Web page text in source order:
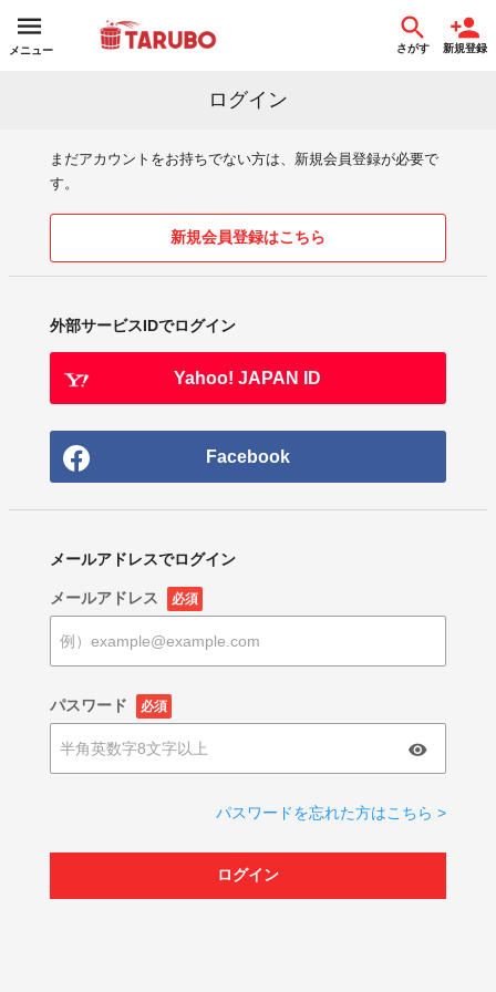
メニュー さがす 新規登録
ログイン
まだアカウントをお持ちでない方は、新規会員登録が必要で
す。
新規会員登録はこちら
外部サービスIDでログイン
Yahoo! JAPAN ID
Facebook
メールアドレスでログイン
メールアドレス 必須
パスワード 必須
パスワードを忘れた方はこちら >
ログイン